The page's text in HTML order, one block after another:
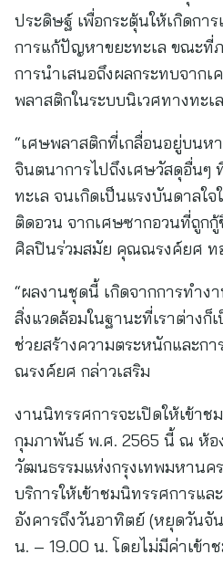
ประดิษฐ์ เพื่อกระตุ้นให้เกิดกา
การแก้ปัญหาขยะทะเล ขณะที่
การนำเสนอถึงผลกระทบจากเ
พลาสติกในระบบนิเวศทางทะเ
“เศษพลาสติกที่เกลื่อนอยู่บนห
จินตนาการไปถึงเศษวัสดุอื่นๆ
ทะเล จนเกิดเป็นแรงบันดาลใ
ติดอวน จากเศษซากอวนที่ถูกกู้
ศิลปินร่วมสมัย คุณณรงค์ยศ ท
“ผลงานชุดนี้ เกิดจากการทำง
สิ่งแวดล้อมในฐานะที่เราต่างก็
ช่วยสร้างความตระหนักและก
ณรงค์ยศ กล่าวเสริม
งานนิทรรศการจะเปิดให้เข้าช
กุมภาพันธ์ พ.ศ. 2565 นี้ ณ ห้อ
วัฒนธรรมแห่งกรุงเทพมหานค
บริการให้เข้าชมนิทรรศการแล
อังคารถึงวันอาทิตย์ (หยุดวันจั
น. – 19.00 น. โดยไม่มีค่าเข้า